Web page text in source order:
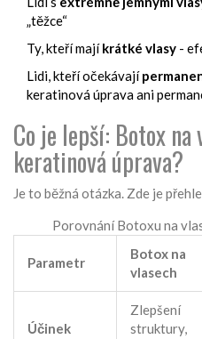
„těžce“
Ty, kteří majíkrátké vlasy -
Lidi, kteří očekávají
keratinová úprava ani
Co je lepší: Botox na
keratinová úprava?
Je to běžná otázka. Zde je
Porovnání Botoxu na
Parametr
Botox na
vlasech
Účinek
Zlepšení
struktury,